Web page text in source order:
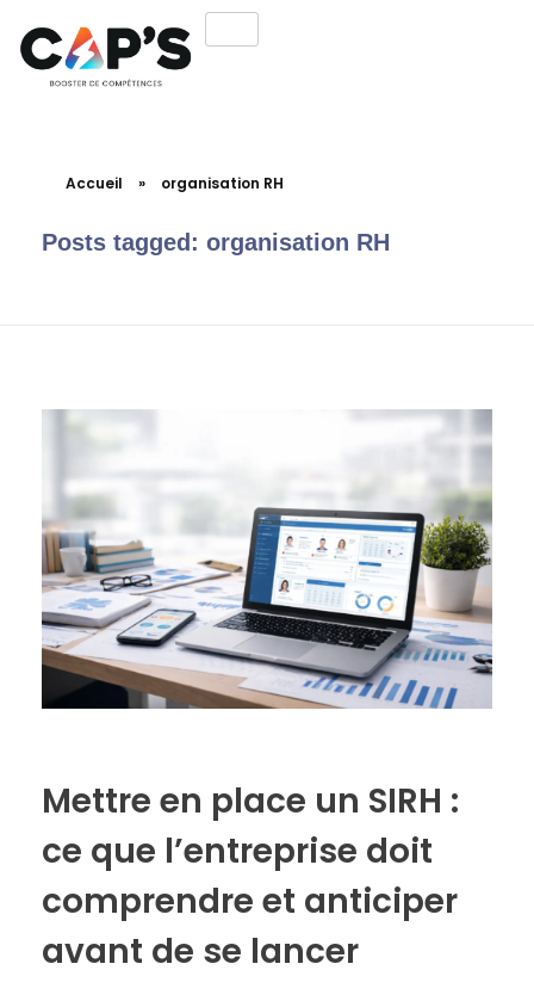
Accueil » organisation RH
Posts tagged: organisation RH
Mettre en place un SIRH :
ce que l’entreprise doit
comprendre et anticiper
avant de se lancer